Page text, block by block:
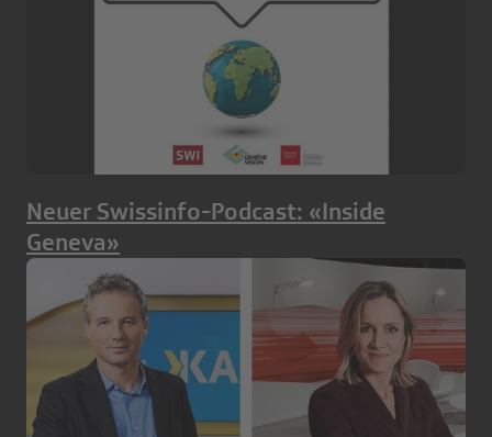
Neuer Swissinfo-Podcast: «Inside
Geneva»